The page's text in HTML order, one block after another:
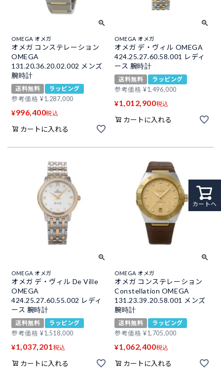
OMEGA オメガ
オメガ コンステレーション
OMEGA
131.20.36.20.02.002 メンズ
腕時計
送料無料
ラッピング
参考価格 ¥1,287,000
¥996,400税込
カートに入れる
OMEGA オメガ
オメガ デ・ヴィル OMEGA
424.25.27.60.58.001 レディ
ース 腕時計
送料無料
ラッピング
参考価格 ¥1,496,000
¥1,012,900税込
カートに入れる
OMEGA オメガ
オメガ デ・ヴィル De Ville
OMEGA
424.25.27.60.55.002 レディ
ース 腕時計
送料無料
ラッピング
参考価格 ¥1,518,000
¥1,037,201 税込
カートに入れる
OMEGA オメガ
オメガ コンステレーション
Constellation OMEGA
131.23.39.20.58.001 メンズ
腕時計
送料無料
ラッピング
参考価格 ¥1,705,000
¥1,062,400税込
カートに入れる
カートへ